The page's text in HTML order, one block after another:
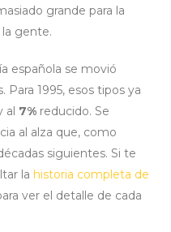
grande para la
la gente.
española se movió
1995, esos tipos ya
al 7% reducido. Se
al alza que, como
siguientes. Si te
la historia completa de
ver el detalle de cada